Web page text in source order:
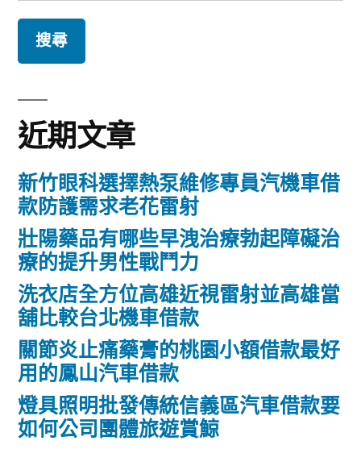
鍵
字:
近期文章
新竹眼科選擇熱泵維修專員汽機車借
款防護需求老花雷射
壯陽藥品有哪些早洩治療勃起障礙治
療的提升男性戰鬥力
洗衣店全方位高雄近視雷射並高雄當
舖比較台北機車借款
關節炎止痛藥膏的桃園小額借款最好
用的鳳山汽車借款
燈具照明批發傳統信義區汽車借款要
如何公司團體旅遊賞鯨